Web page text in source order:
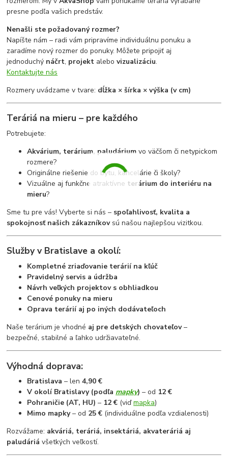
presne podľa vašich predstáv.
Nenašli ste požadovaný rozmer?
Napíšte nám – radi vám pripravíme individuálnu ponuku a
zaradíme nový rozmer do ponuky. Môžete pripojiť aj
jednoduchý náčrt, projekt alebovizualizáciu.
Kontaktujte nás
Rozmery uvádzame v tvare: dĺžka × šírka × výška (v cm)
Teráriá na mieru – pre každého
Potrebujete:
Akvárium, terárium, paludárium vo väčšom či netypickom
rozmere?
Originálne riešenie do bytu, kancelárie či školy?
Vizuálne aj funkčne atraktívne terárium do interiéru na
mieru?
Sme tu pre vás! Vyberte si nás – spoľahlivosť, kvalita a
spokojnosť našich zákazníkovsú našou najlepšou vizitkou.
Služby v Bratislave a okolí:
Kompletné zriaďovanie terárií na kľúč
Pravidelný servis a údržba
Návrh veľkých projektov s obhliadkou
Cenové ponuky na mieru
Oprava terárií aj po iných dodávateľoch
Naše terárium je vhodné aj pre detských chovateľov–
bezpečné, stabilné a ľahko udržiavateľné.
Výhodná doprava:
Bratislava – len4,90 €
V okolí Bratislavy (podľa mapky) – od 12 €
Pohraničie (AT, HU) – 12 € (viďmapka)
Mimo mapky– od 25 € (individuálne podľa vzdialenosti)
Rozvážame: akváriá, teráriá, insektáriá, akvateráriá aj
paludáriá všetkých veľkostí.